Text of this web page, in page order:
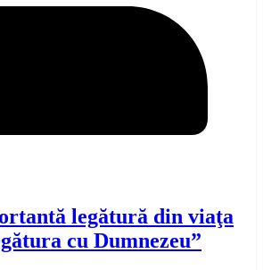
legătură din viaţa
cu Dumnezeu”